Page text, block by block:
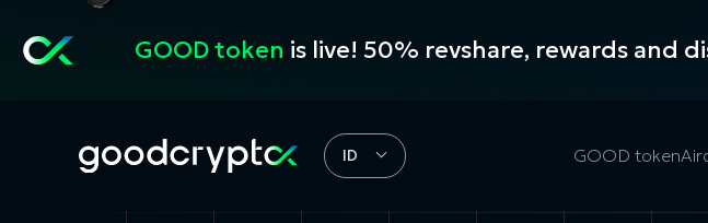
GOOD token is live! 50% revshare, rewards and
ID GOOD token